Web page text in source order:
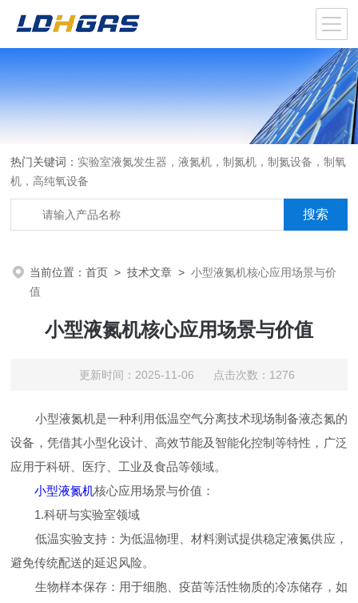
热门关键词： 实验室液氮发生器，液氮机，制氮机，制氮设备，制氧
机，高纯氧设备
当前位置：首页 >技术文章 >小型液氮机核心应用场景与价
值
小型液氮机核心应用场景与价值
更新时间：2025-11-06 点击次数：1276
小型液氮机是一种利用低温空气分离技术现场制备液态氮的
设备，凭借其小型化设计、高效节能及智能化控制等特性，广泛
应用于科研、医疗、工业及食品等领域。
小型液氮机核心应用场景与价值：
1.科研与实验室领域
低温实验支持：为低温物理、材料测试提供稳定液氮供应，
避免传统配送的延迟风险。
生物样本保存：用于细胞、疫苗等活性物质的冷冻储存，如